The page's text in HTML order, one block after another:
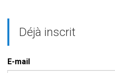
Déjà inscrit
E-mail